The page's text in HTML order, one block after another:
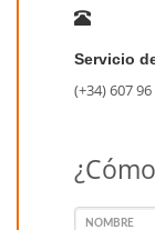
Servicio
(+34) 607
NOMBRE